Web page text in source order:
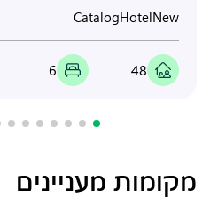
CatalogHotelNew
48
6
מקומות מעניינים